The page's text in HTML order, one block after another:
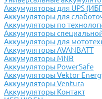
Аккумуляторы для UPS
Аккумуляторы для
Аккумуляторы по
Аккумуляторы
Аккумуляторы для
Аккумуляторы AVANBATT
Аккумуляторы MNB
Аккумуляторы PowerSafe
Аккумуляторы Vektor
Аккумуляторы Ventura
Аккумуляторы Контакт